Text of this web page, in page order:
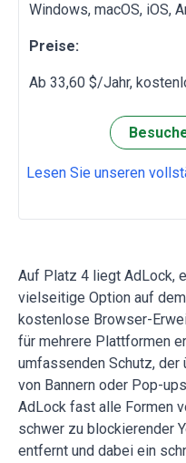
Windows, macOS, iOS,
Preise:
Ab 33,60 $/Jahr,
Lesen Sie unseren
Auf Platz 4 liegt AdLock,
vielseitige Option auf
kostenlose Browser-
für mehrere Plattformen
umfassenden Schutz,
von Bannern oder Pop-
AdLock fast alle Formen
schwer zu blockierender
entfernt und dabei ein